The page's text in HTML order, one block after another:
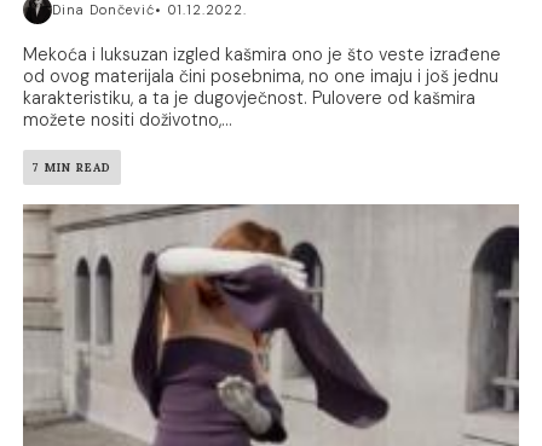
Dina Dončević 01.12.2022.
Mekoća i luksuzan izgled kašmira ono je što veste izrađene
od ovog materijala čini posebnima, no one imaju i još jednu
karakteristiku, a ta je dugovječnost. Pulovere od kašmira
možete nositi doživotno,...
7 MIN READ